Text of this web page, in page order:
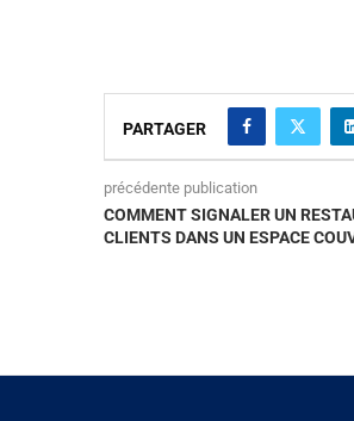
PARTAGER
précédente publication
COMMENT SIGNALER UN
CLIENTS DANS UN ESPACE